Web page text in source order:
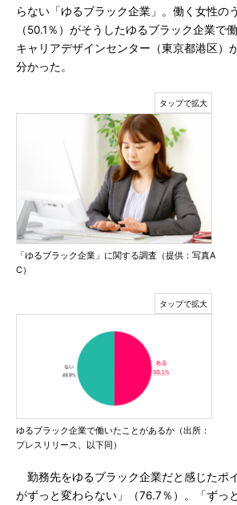
らない「ゆるブラック企業」。働く女性の
（50.1％）がそうしたゆるブラック企業で
キャリアデザインセンター（東京都港区）
分かった。
「ゆるブラック企業」に関する調査（提供：写真A
C）
ゆるブラック企業で働いたことがあるか（出所：
プレスリリース、以下同）
勤務先をゆるブラック企業だと感じたポ
がずっと変わらない」（76.7％）。「ずっ